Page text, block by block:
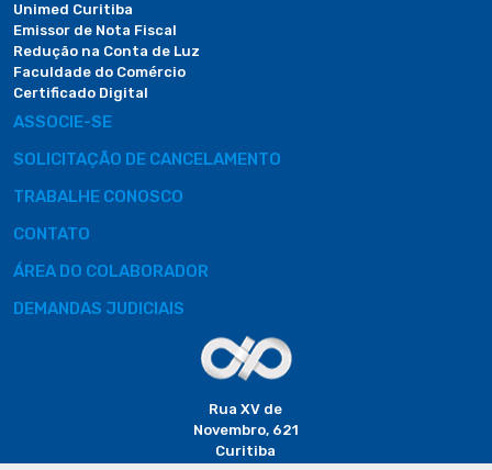
Unimed Curitiba
Emissor de Nota Fiscal
Redução na Conta de Luz
Faculdade do Comércio
Certificado Digital
ASSOCIE-SE
SOLICITAÇÃO DE CANCELAMENTO
TRABALHE CONOSCO
CONTATO
ÁREA DO COLABORADOR
DEMANDAS JUDICIAIS
Rua XV de
Novembro, 621
Curitiba